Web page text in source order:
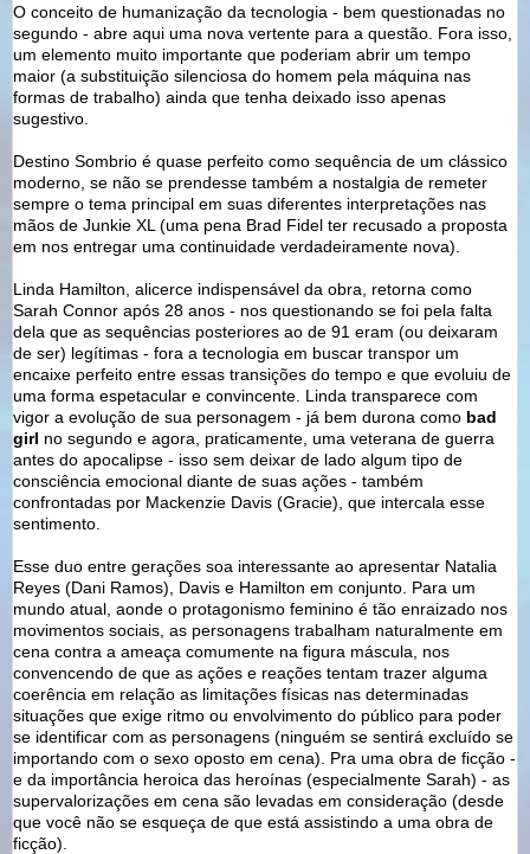
O conceito de humanização da tecnologia - bem questionadas no
segundo - abre aqui uma nova vertente para a questão. Fora isso,
um elemento muito importante que poderiam abrir um tempo
maior (a substituição silenciosa do homem pela máquina nas
formas de trabalho) ainda que tenha deixado isso apenas
sugestivo.
Destino Sombrio é quase perfeito como sequência de um clássico
moderno, se não se prendesse também a nostalgia de remeter
sempre o tema principal em suas diferentes interpretações nas
mãos de Junkie XL (uma pena Brad Fidel ter recusado a proposta
em nos entregar uma continuidade verdadeiramente nova).
Linda Hamilton, alicerce indispensável da obra, retorna como
Sarah Connor após 28 anos - nos questionando se foi pela falta
dela que as sequências posteriores ao de 91 eram (ou deixaram
de ser) legítimas - fora a tecnologia em buscar transpor um
encaixe perfeito entre essas transições do tempo e que evoluiu de
uma forma espetacular e convincente. Linda transparece com
vigor a evolução de sua personagem - já bem durona como bad
girl no segundo e agora, praticamente, uma veterana de guerra
antes do apocalipse - isso sem deixar de lado algum tipo de
consciência emocional diante de suas ações - também
confrontadas por Mackenzie Davis (Gracie), que intercala esse
sentimento.
Esse duo entre gerações soa interessante ao apresentar Natalia
Reyes (Dani Ramos), Davis e Hamilton em conjunto. Para um
mundo atual, aonde o protagonismo feminino é tão enraizado nos
movimentos sociais, as personagens trabalham naturalmente em
cena contra a ameaça comumente na figura máscula, nos
convencendo de que as ações e reações tentam trazer alguma
coerência em relação as limitações físicas nas determinadas
situações que exige ritmo ou envolvimento do público para poder
se identificar com as personagens (ninguém se sentirá excluído se
importando com o sexo oposto em cena). Pra uma obra de ficção -
e da importância heroica das heroínas (especialmente Sarah) - as
supervalorizações em cena são levadas em consideração (desde
que você não se esqueça de que está assistindo a uma obra de
ficção).